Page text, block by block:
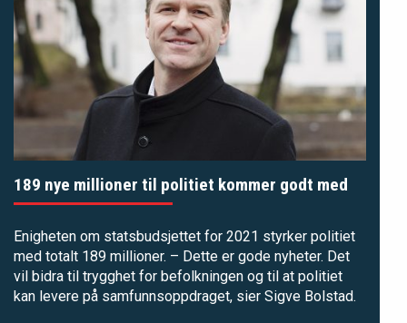
189 nye millioner til politiet kommer godt med
Enigheten om statsbudsjettet for 2021 styrker politiet
med totalt 189 millioner. – Dette er gode nyheter. Det
vil bidra til trygghet for befolkningen og til at politiet
kan levere på samfunnsoppdraget, sier Sigve Bolstad.